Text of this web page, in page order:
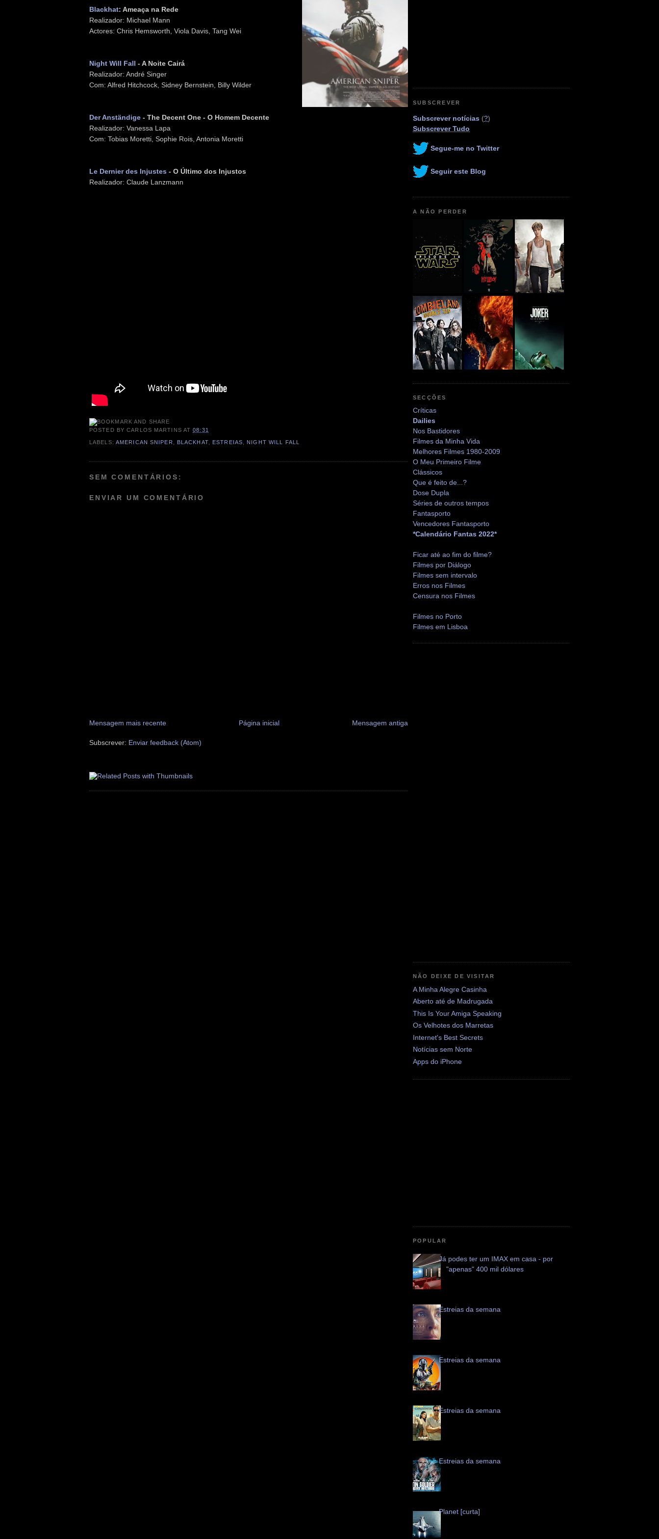
Blackhat: Ameaça na Rede
Realizador: Michael Mann
Actores: Chris Hemsworth, Viola Davis, Tang Wei
Night Will Fall - A Noite Cairá
Realizador: André Singer
Com: Alfred Hitchcock, Sidney Bernstein, Billy Wilder
Der Anständige - The Decent One - O Homem Decente
Realizador: Vanessa Lapa
Com: Tobias Moretti, Sophie Rois, Antonia Moretti
Le Dernier des Injustes - O Último dos Injustos
Realizador: Claude Lanzmann
POSTED BYCARLOS MARTINS AT08:31
LABELS: AMERICAN SNIPER BLACKHAT, ESTREIAS NIGHT WILL FALL
SEM COMENTÁRIOS:
ENVIAR UM COMENTÁRIO
Mensagem mais recente Mensagem antiga
Página inicial
Subscrever: Enviar feedback (Atom)
SUBSCREVER
Subscrever notícias (?)
Subscrever Tudo
Segue-me no Twitter
Seguir este Blog
A NÃO PERDER
SECÇÕES
Críticas
Dailies
Nos Bastidores
Filmes da Minha Vida
Melhores Filmes 1980-2009
O Meu Primeiro Filme
Clássicos
Que é feito de...?
Dose Dupla
Séries de outros tempos
Fantasporto
Vencedores Fantasporto
*Calendário Fantas 2022*
Ficar até ao fim do filme?
Filmes por Diálogo
Filmes sem intervalo
Erros nos Filmes
Censura nos Filmes
Filmes no Porto
Filmes em Lisboa
NÃO DEIXE DE VISITAR
A Minha Alegre Casinha
Aberto até de Madrugada
This Is Your Amiga Speaking
Os Velhotes dos Marretas
Internet's Best Secrets
Notícias sem Norte
Apps do iPhone
POPULAR
Já podes ter um IMAX em casa - por
"apenas" 400 mil dólares
Estreias da semana
Estreias da semana
Estreias da semana
Estreias da semana
Planet [curta]